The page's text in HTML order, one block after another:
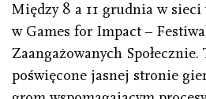
Między 8 a 11 grudnia w sieci
w Games for Impact –
Zaangażowanych Społecznie.
poświęcone jasnej stronie